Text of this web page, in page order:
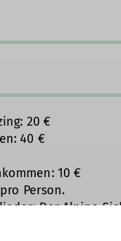
20 €
40 €
10 €
Person.
Der Alpine